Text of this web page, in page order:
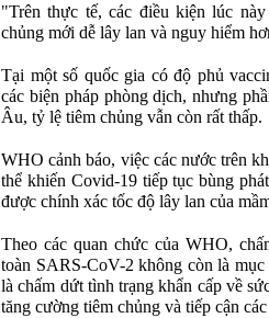
"Trên thực tế, các điều kiện lúc
chủng mới dễ lây lan và nguy hiểm
Tại một số quốc gia có độ phủ
các biện pháp phòng dịch, nhưng
Âu, tỷ lệ tiêm chủng vẫn còn rất thấp.
WHO cảnh báo, việc các nước trên
thể khiến Covid-19 tiếp tục bùng
được chính xác tốc độ lây lan của
Theo các quan chức của WHO,
toàn SARS-CoV-2 không còn là
là chấm dứt tình trạng khẩn cấp về
tăng cường tiêm chủng và tiếp cận